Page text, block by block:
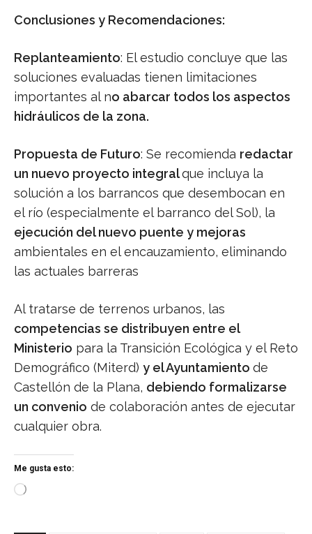
Conclusiones y Recomendaciones:
Replanteamiento: El estudio concluye que las
soluciones evaluadas tienen limitaciones
importantes al no abarcar todos los aspectos
hidráulicos de la zona.
Propuesta de Futuro: Se recomienda redactar
un nuevo proyecto integralque incluya la
solución a los barrancos que desembocan en
el río (especialmente el barranco del Sol), la
ejecución del nuevo puente y mejoras
ambientales en el encauzamiento, eliminando
las actuales barreras
Al tratarse de terrenos urbanos, las
competencias se distribuyen entre el
Ministerio para la Transición Ecológica y el Reto
Demográfico (Miterd) y el Ayuntamiento de
Castellón de la Plana, debiendo formalizarse
un convenio de colaboración antes de ejecutar
cualquier obra.
Me gusta esto:
C